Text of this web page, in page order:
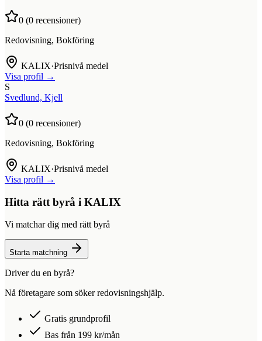
0 (0 recensioner)
Redovisning, Bokföring
KALIX·Prisnivå medel
Visa profil →
S
Svedlund, Kjell
0 (0 recensioner)
Redovisning, Bokföring
KALIX·Prisnivå medel
Visa profil →
Hitta rätt byrå i KALIX
Vi matchar dig med rätt byrå
Starta matchning
Driver du en byrå?
Nå företagare som söker redovisningshjälp.
Gratis grundprofil
Bas från 199 kr/mån